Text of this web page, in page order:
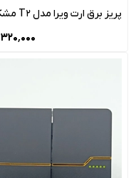
پریز برق ارت ویرا مدل T2 مشکی
۳۲۰٬۰۰۰